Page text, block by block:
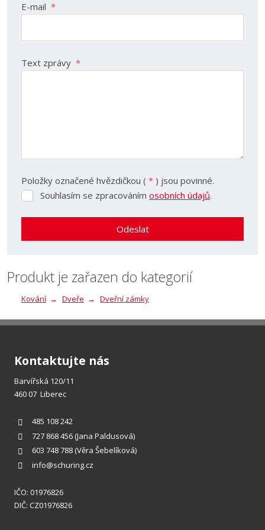
Barva Objednací číslo
35 mm dorn 19.401.03
40 mm dorn 19.401.04
E-mail *
Text zprávy *
Položky označené hvězdičkou ( * ) jsou povinné.
Souhlasím
zpracováním
Souhlasím se zpracováním osobních údajů.
Odeslat
se
nepodařilo
odeslat.
Produkt je zařazen do kategorií
Kování Dveře Dveřní zámky
Kontaktujte nás
Barvířská 120/11
460 07 Liberec
485 108 242
727 868 456 (Jana Paldusová)
603 748 788 (Věra Šebelíková)
info@schuring.cz
IČO: 01976826
DIČ: CZ01976826